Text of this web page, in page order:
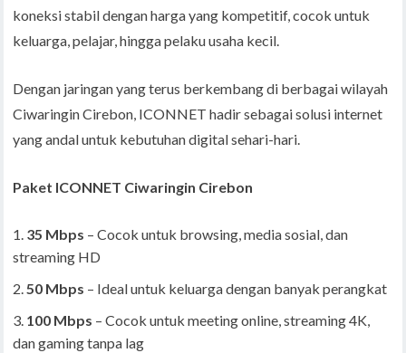
koneksi stabil dengan harga yang kompetitif, cocok untuk
keluarga, pelajar, hingga pelaku usaha kecil.
Dengan jaringan yang terus berkembang di berbagai wilayah
Ciwaringin Cirebon, ICONNET hadir sebagai solusi internet
yang andal untuk kebutuhan digital sehari-hari.
Paket ICONNET Ciwaringin Cirebon
35 Mbps – Cocok untuk browsing, media sosial, dan
streaming HD
50 Mbps – Ideal untuk keluarga dengan banyak perangkat
100 Mbps – Cocok untuk meeting online, streaming 4K,
dan gaming tanpa lag